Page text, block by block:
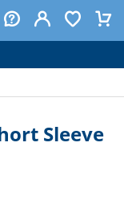
Sleeve